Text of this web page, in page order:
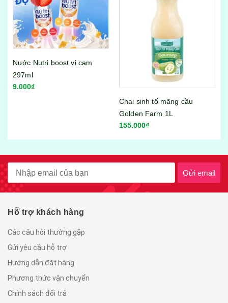
Chai sinh tố dâu Golden
Gửi email
Hỗ trợ khách hàng
Các câu hỏi thường gặp
Gửi yêu cầu hỗ trợ
Hướng dẫn đặt hàng
Phương thức vận chuyển
Chính sách đổi trả